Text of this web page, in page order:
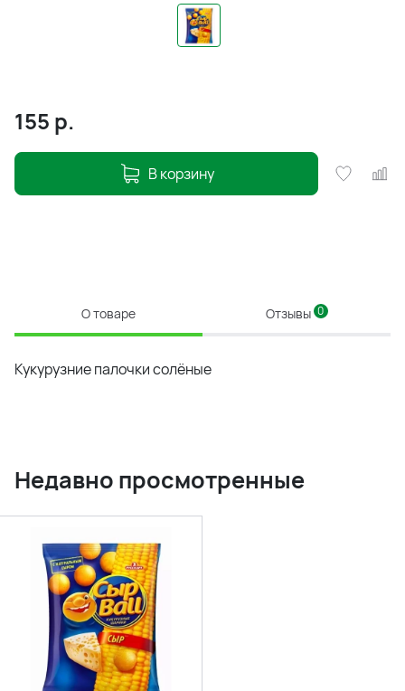
155 р.
В корзину
О товаре Отзывы 0
Кукурузние палочки солёные
Недавно просмотренные